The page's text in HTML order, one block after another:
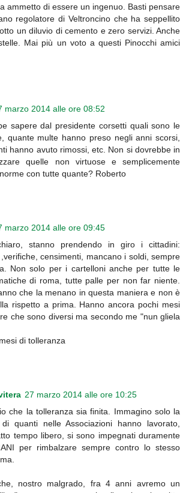
ammetto di essere un ingenuo. Basti pensare
regolatore di Veltroncino che ha seppellito
un diluvio di cemento e zero servizi. Anche
Mai più un voto a questi Pinocchi amici
marzo 2014 alle ore 08:52
sapere dal presidente corsetti quali sono le
quante multe hanno preso negli anni scorsi,
hanno avuto rimossi, etc. Non si dovrebbe in
quelle non virtuose e semplicemente
con tutte quante? Roberto
marzo 2014 alle ore 09:45
stanno prendendo in giro i cittadini:
censimenti, mancano i soldi, sempre
Non solo per i cartelloni anche per tutte le
di roma, tutte palle per non far niente.
che la menano in questa maniera e non è
rispetto a prima. Hanno ancora pochi mesi
che sono diversi ma secondo me "nun gliela
di tolleranza
27 marzo 2014 alle ore 10:25
che la tolleranza sia finita. Immagino solo la
quanti nelle Associazioni hanno lavorato,
tempo libero, si sono impegnati duramente
per rimbalzare sempre contro lo stesso
nostro malgrado, fra 4 anni avremo un